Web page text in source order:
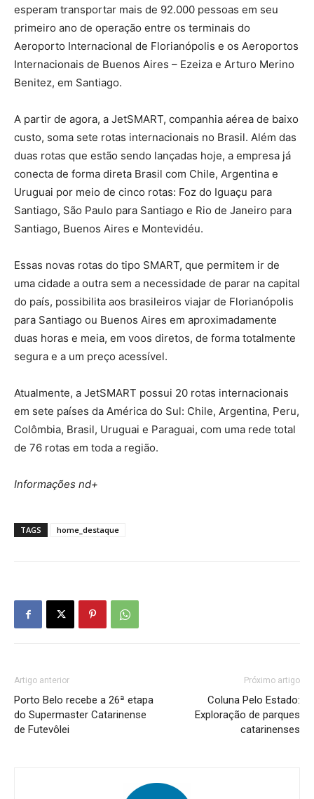
esperam transportar mais de 92.000 pessoas em seu
primeiro ano de operação entre os terminais do
Aeroporto Internacional de Florianópolis e os Aeroportos
Internacionais de Buenos Aires – Ezeiza e Arturo Merino
Benitez, em Santiago.
A partir de agora, a JetSMART, companhia aérea de baixo
custo, soma sete rotas internacionais no Brasil. Além das
duas rotas que estão sendo lançadas hoje, a empresa já
conecta de forma direta Brasil com Chile, Argentina e
Uruguai por meio de cinco rotas: Foz do Iguaçu para
Santiago, São Paulo para Santiago e Rio de Janeiro para
Santiago, Buenos Aires e Montevidéu.
Essas novas rotas do tipo SMART, que permitem ir de
uma cidade a outra sem a necessidade de parar na capital
do país, possibilita aos brasileiros viajar de Florianópolis
para Santiago ou Buenos Aires em aproximadamente
duas horas e meia, em voos diretos, de forma totalmente
segura e a um preço acessível.
Atualmente, a JetSMART possui 20 rotas internacionais
em sete países da América do Sul: Chile, Argentina, Peru,
Colômbia, Brasil, Uruguai e Paraguai, com uma rede total
de 76 rotas em toda a região.
Informações nd+
TAGS home_destaque
Artigo anterior
Porto Belo recebe a 26ª etapa
do Supermaster Catarinense
de Futevôlei
Próximo artigo
Coluna Pelo Estado:
Exploração de parques
catarinenses